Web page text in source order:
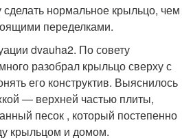
нормальное крыльцо, чем
переделками.
dvauha2. По совету
разобрал крыльцо сверху с
его конструктив. Выяснилось
— верхней частью плиты,
песок , который постепенно
крыльцом и домом.